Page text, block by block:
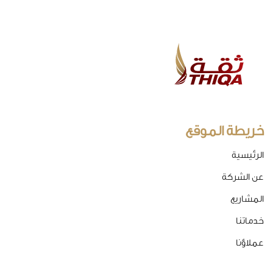
خريطة الموقع
الرئيسية
عن الشركة
المشاريع
خدماتنا
عملاؤنا